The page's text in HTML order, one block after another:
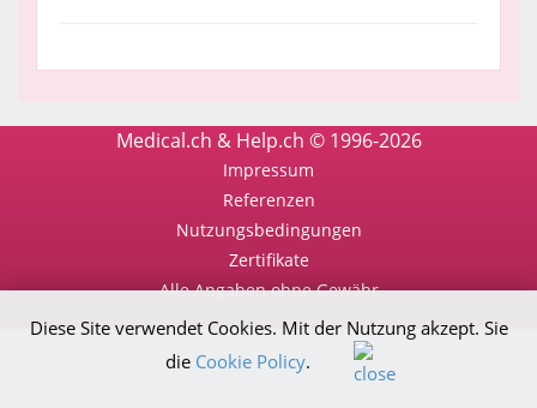
Medical.ch & Help.ch © 1996-2026
Impressum
Referenzen
Nutzungsbedingungen
Zertifikate
Alle Angaben ohne Gewähr
Diese Site verwendet Cookies. Mit der Nutzung akzept. Sie
die Cookie Policy.